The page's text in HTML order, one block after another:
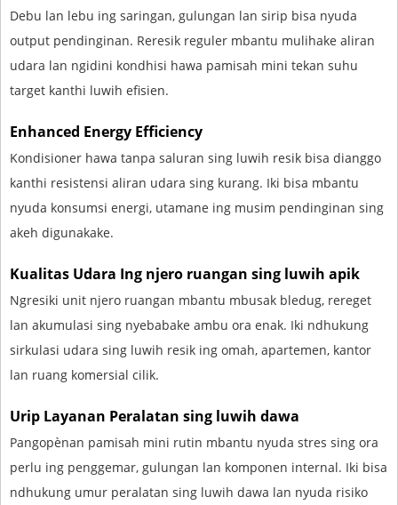
Debu lan lebu ing saringan, gulungan lan sirip bisa nyuda
output pendinginan. Reresik reguler mbantu mulihake aliran
udara lan ngidini kondhisi hawa pamisah mini tekan suhu
target kanthi luwih efisien.
Enhanced Energy Efficiency
Kondisioner hawa tanpa saluran sing luwih resik bisa dianggo
kanthi resistensi aliran udara sing kurang. Iki bisa mbantu
nyuda konsumsi energi, utamane ing musim pendinginan sing
akeh digunakake.
Kualitas Udara Ing njero ruangan sing luwih apik
Ngresiki unit njero ruangan mbantu mbusak bledug, rereget
lan akumulasi sing nyebabake ambu ora enak. Iki ndhukung
sirkulasi udara sing luwih resik ing omah, apartemen, kantor
lan ruang komersial cilik.
Urip Layanan Peralatan sing luwih dawa
Pangopènan pamisah mini rutin mbantu nyuda stres sing ora
perlu ing penggemar, gulungan lan komponen internal. Iki bisa
ndhukung umur peralatan sing luwih dawa lan nyuda risiko